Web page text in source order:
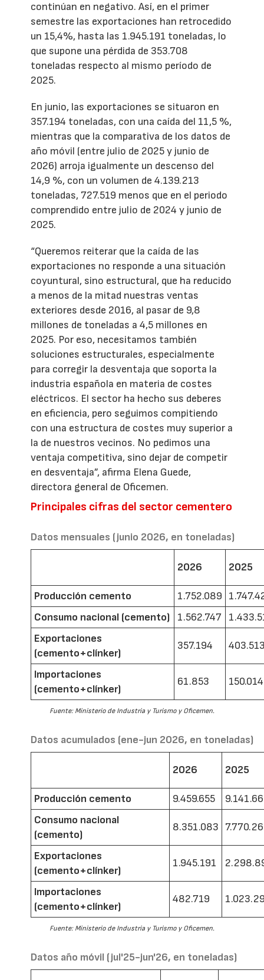
continúan en negativo. Así, en el primer
semestre las exportaciones han retrocedido
un 15,4%, hasta las 1.945.191 toneladas, lo
que supone una pérdida de 353.708
toneladas respecto al mismo período de
2025.
En junio, las exportaciones se situaron en
357.194 toneladas, con una caída del 11,5 %,
mientras que la comparativa de los datos de
año móvil (entre julio de 2025 y junio de
2026) arroja igualmente un descenso del
14,9 %, con un volumen de 4.139.213
toneladas, 727.519 menos que en el periodo
comprendido entre julio de 2024 y junio de
2025.
“Queremos reiterar que la caída de las
exportaciones no responde a una situación
coyuntural, sino estructural, que ha reducido
a menos de la mitad nuestras ventas
exteriores desde 2016, al pasar de 9,8
millones de toneladas a 4,5 millones en
2025. Por eso, necesitamos también
soluciones estructurales, especialmente
para corregir la desventaja que soporta la
industria española en materia de costes
eléctricos. El sector ha hecho sus deberes
en eficiencia, pero seguimos compitiendo
con una estructura de costes muy superior a
la de nuestros vecinos. No pedimos una
ventaja competitiva, sino dejar de competir
en desventaja”, afirma Elena Guede,
directora general de Oficemen.
Principales cifras del sector cementero
Datos mensuales (junio 2026, en toneladas)
2026 2025
Producción cemento 1.752.089
Consumo nacional (cemento)
1.562.747
Exportaciones
(cemento+clínker)
357.194
Importaciones
(cemento+clínker)
61.853 150.014
Fuente: Ministerio de Industria y Turismo y Oficemen.
Datos acumulados (ene-jun 2026, en toneladas)
2026 2025
Producción cemento 9.459.655
Consumo nacional
(cemento)
8.351.083
Exportaciones
(cemento+clínker)
1.945.191
Importaciones
(cemento+clínker)
482.719
Fuente: Ministerio de Industria y Turismo y Oficemen.
Datos año móvil (jul'25-jun'26, en toneladas)